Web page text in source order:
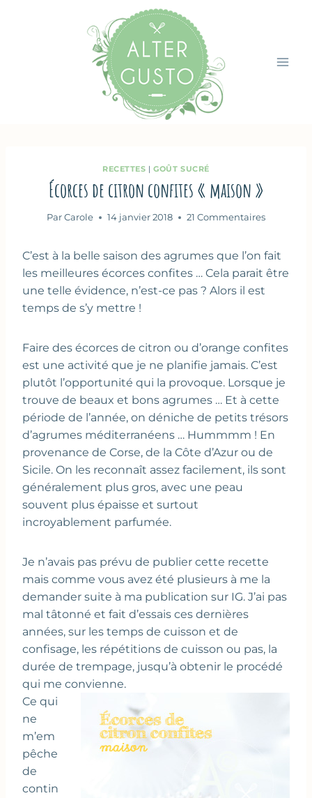
RECETTES |GOÛT SUCRÉ
Écorces de citron confites « maison »
Par Carole 14 janvier 2018 21 Commentaires
C’est à la belle saison des agrumes que l’on fait
les meilleures écorces confites … Cela parait être
une telle évidence, n’est-ce pas ? Alors il est
temps de s’y mettre !
Faire des écorces de citron ou d’orange confites
est une activité que je ne planifie jamais. C’est
plutôt l’opportunité qui la provoque. Lorsque je
trouve de beaux et bons agrumes … Et à cette
période de l’année, on déniche de petits trésors
d’agrumes méditerranéens … Hummmm ! En
provenance de Corse, de la Côte d’Azur ou de
Sicile. On les reconnaît assez facilement, ils sont
généralement plus gros, avec une peau
souvent plus épaisse et surtout
incroyablement parfumée.
Je n’avais pas prévu de publier cette recette
mais comme vous avez été plusieurs à me la
demander suite à ma publication sur IG. J’ai pas
mal tâtonné et fait d’essais ces dernières
années, sur les temps de cuisson et de
confisage, les répétitions de cuisson ou pas, la
durée de trempage, jusqu’à obtenir le procédé
qui me convienne.
Ce qui
ne
m’em
pêche
de
contin